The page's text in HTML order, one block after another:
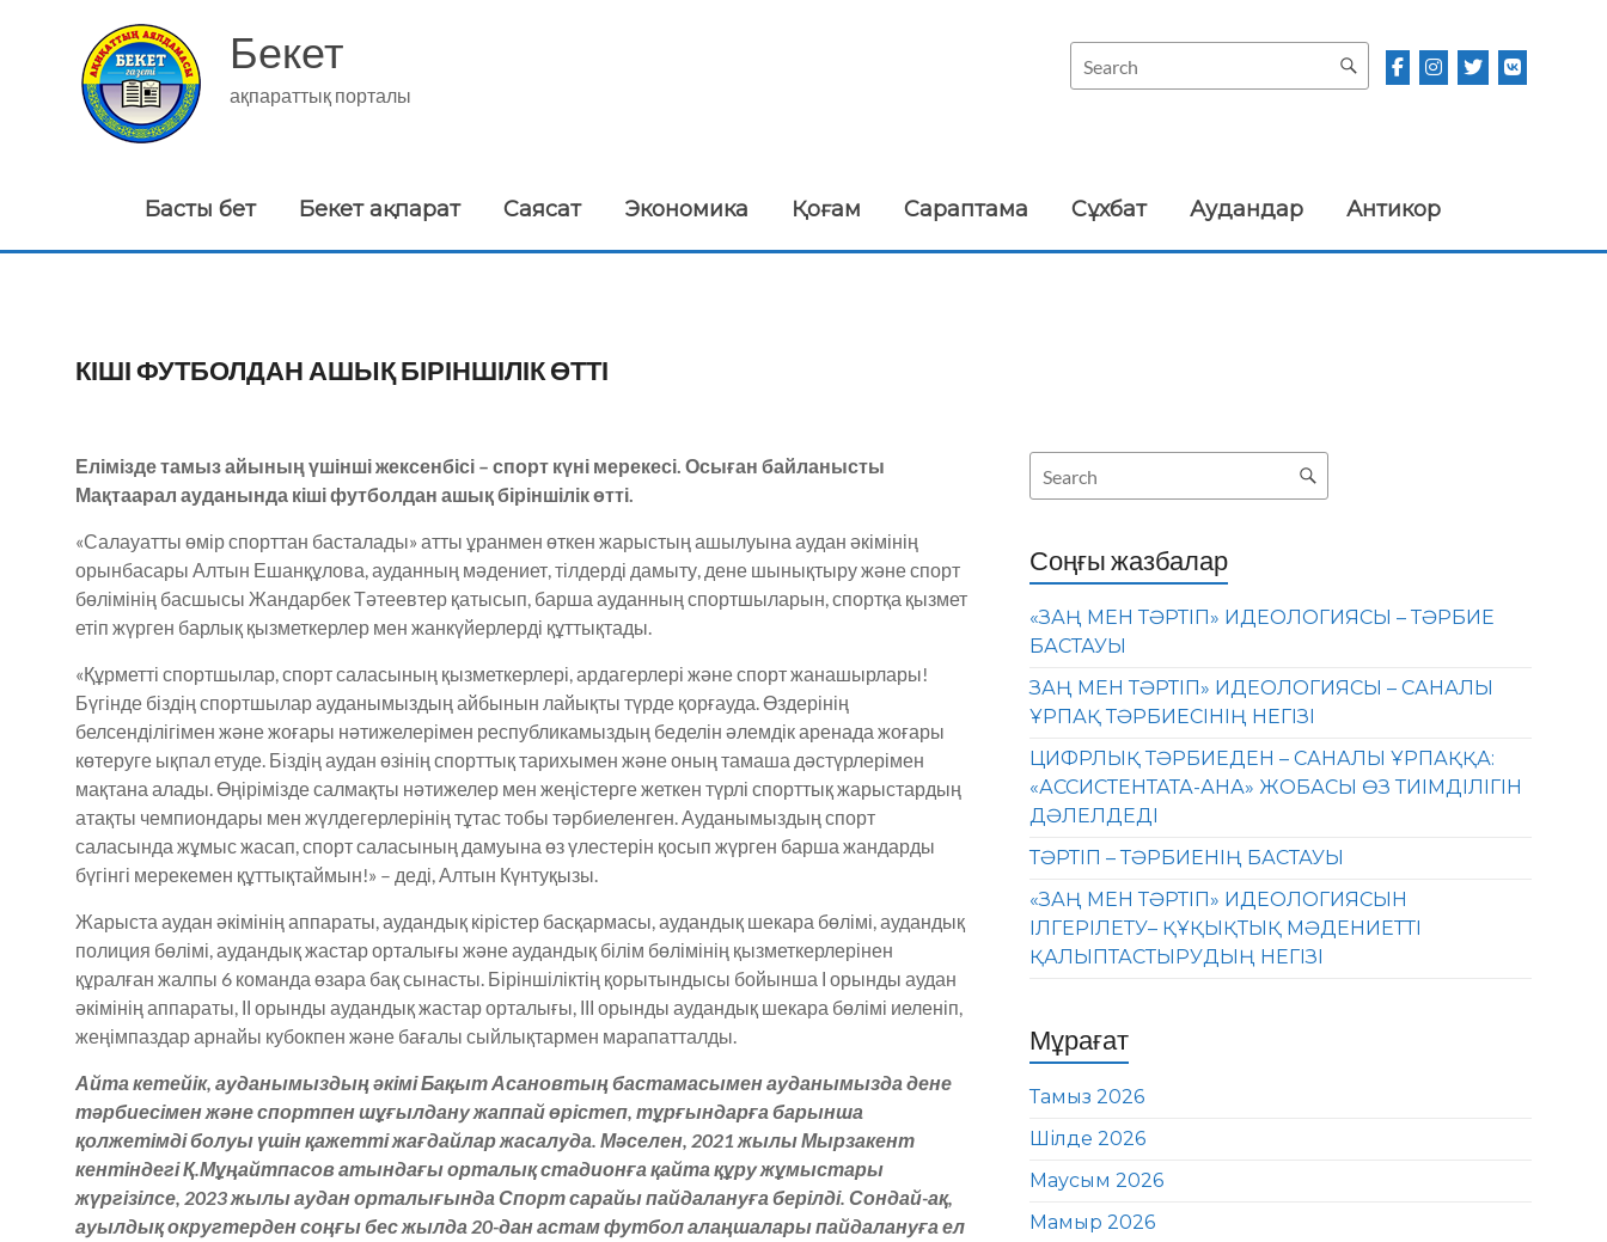
Бекет
ақпараттық порталы
Басты бет Бекет ақпарат Саясат Экономика Қоғам Сараптама Сұхбат Аудандар Антикор
КІШІ ФУТБОЛДАН АШЫҚ БІРІНШІЛІК ӨТТІ
Елімізде тамыз айының үшінші жексенбісі – спорт күні мерекесі. Осыған байланысты
Мақтаарал ауданында кіші футболдан ашық біріншілік өтті.
«Салауатты өмір спорттан басталады» атты ұранмен өткен жарыстың ашылуына аудан әкімінің
орынбасары Алтын Ешанқұлова, ауданның мәдениет, тілдерді дамыту, дене шынықтыру және спорт
бөлімінің басшысы Жандарбек Тәтеевтер қатысып, барша ауданның спортшыларын, спортқа қызмет
етіп жүрген барлық қызметкерлер мен жанкүйерлерді құттықтады.
«Құрметті спортшылар, спорт саласының қызметкерлері, ардагерлері және спорт жанашырлары!
Бүгінде біздің спортшылар ауданымыздың айбынын лайықты түрде қорғауда. Өздерінің
белсенділігімен және жоғары нәтижелерімен республикамыздың беделін әлемдік аренада жоғары
көтеруге ықпал етуде. Біздің аудан өзінің спорттық тарихымен және оның тамаша дәстүрлерімен
мақтана алады. Өңірімізде салмақты нәтижелер мен жеңістерге жеткен түрлі спорттық жарыстардың
атақты чемпиондары мен жүлдегерлерінің тұтас тобы тәрбиеленген. Ауданымыздың спорт
саласында жұмыс жасап, спорт саласының дамуына өз үлестерін қосып жүрген барша жандарды
бүгінгі мерекемен құттықтаймын!» – деді, Алтын Күнтуқызы.
Жарыста аудан әкімінің аппараты, аудандық кірістер басқармасы, аудандық шекара бөлімі, аудандық
полиция бөлімі, аудандық жастар орталығы және аудандық білім бөлімінің қызметкерлерінен
құралған жалпы 6 команда өзара бақ сынасты. Біріншіліктің қорытындысы бойынша І орынды аудан
әкімінің аппараты, ІІ орынды аудандық жастар орталығы, ІІІ орынды аудандық шекара бөлімі иеленіп,
жеңімпаздар арнайы кубокпен және бағалы сыйлықтармен марапатталды.
Айта кетейік, ауданымыздың әкімі Бақыт Асановтың бастамасымен ауданымызда дене
тәрбиесімен және спортпен шұғылдану жаппай өрістеп, тұрғындарға барынша
қолжетімді болуы үшін қажетті жағдайлар жасалуда. Мәселен, 2021 жылы Мырзакент
кентіндегі Қ.Мұңайтпасов атындағы орталық стадионға қайта құру жұмыстары
жүргізілсе, 2023 жылы аудан орталығында Спорт сарайы пайдалануға берілді. Сондай-ақ,
ауылдық округтерден соңғы бес жылда 20-дан астам футбол алаңшалары пайдалануға ел
Соңғы жазбалар
«ЗАҢ МЕН ТӘРТІП» ИДЕОЛОГИЯСЫ – ТӘРБИЕ
БАСТАУЫ
ЗАҢ МЕН ТӘРТІП» ИДЕОЛОГИЯСЫ – САНАЛЫ
ҰРПАҚ ТӘРБИЕСІНІҢ НЕГІЗІ
ЦИФРЛЫҚ ТӘРБИЕДЕН – САНАЛЫ ҰРПАҚҚА:
«АССИСТЕНТАТА-АНА» ЖОБАСЫ ӨЗ ТИІМДІЛІГІН
ДӘЛЕЛДЕДІ
ТӘРТІП – ТӘРБИЕНІҢ БАСТАУЫ
«ЗАҢ МЕН ТӘРТІП» ИДЕОЛОГИЯСЫН
ІЛГЕРІЛЕТУ– ҚҰҚЫҚТЫҚ МӘДЕНИЕТТІ
ҚАЛЫПТАСТЫРУДЫҢ НЕГІЗІ
Мұрағат
Тамыз 2026
Шілде 2026
Маусым 2026
Мамыр 2026